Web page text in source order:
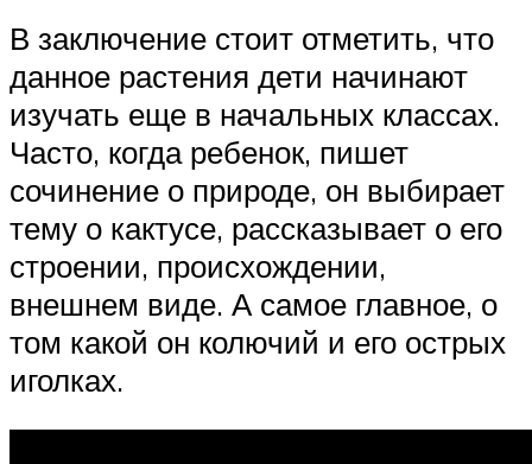
В заключение стоит отметить, что
данное растения дети начинают
изучать еще в начальных классах.
Часто, когда ребенок, пишет
сочинение о природе, он выбирает
тему о кактусе, рассказывает о его
строении, происхождении,
внешнем виде. А самое главное, о
том какой он колючий и его острых
иголках.